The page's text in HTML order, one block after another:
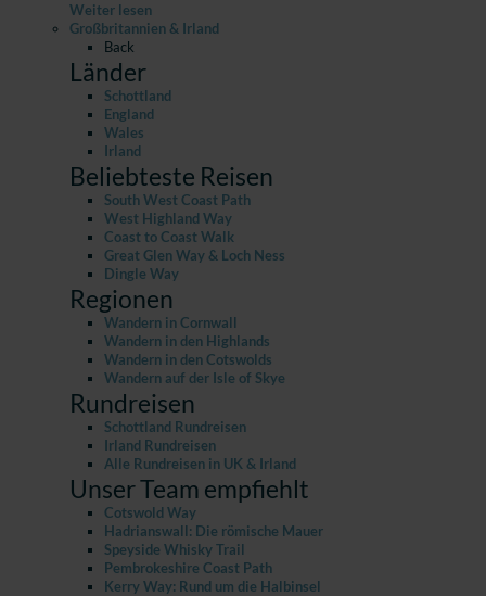
Weiter lesen
Großbritannien & Irland
Back
Länder
Schottland
England
Wales
Irland
Beliebteste Reisen
South West Coast Path
West Highland Way
Coast to Coast Walk
Great Glen Way & Loch Ness
Dingle Way
Regionen
Wandern in Cornwall
Wandern in den Highlands
Wandern in den Cotswolds
Wandern auf der Isle of Skye
Rundreisen
Schottland Rundreisen
Irland Rundreisen
Alle Rundreisen in UK & Irland
Unser Team empfiehlt
Cotswold Way
Hadrianswall: Die römische Mauer
Speyside Whisky Trail
Pembrokeshire Coast Path
Kerry Way: Rund um die Halbinsel